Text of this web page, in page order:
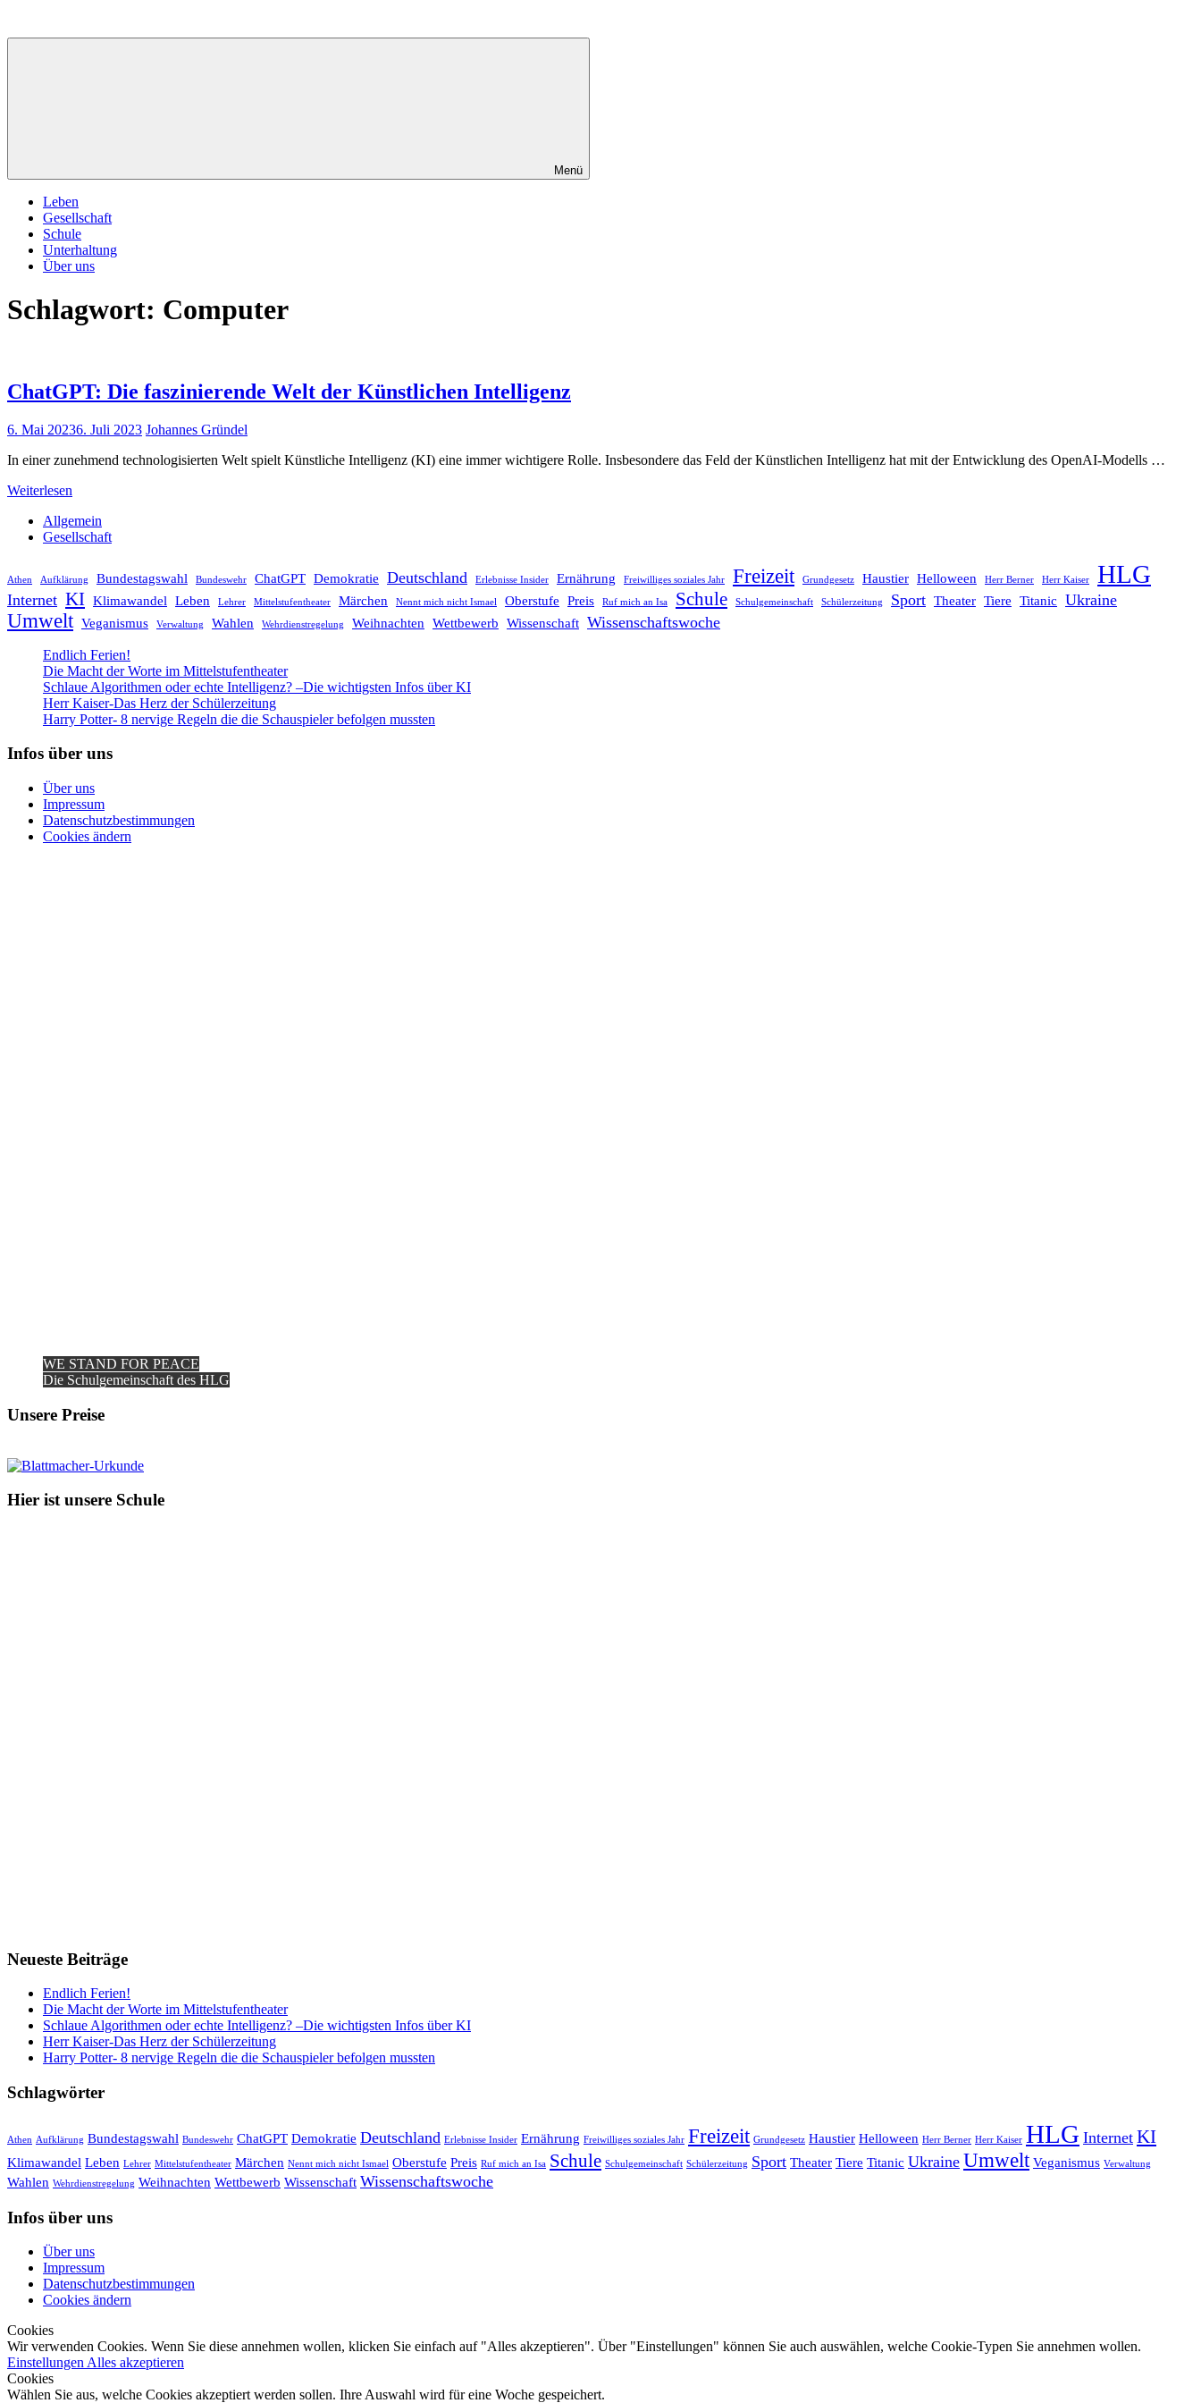
Menü
Leben
Gesellschaft
Schule
Unterhaltung
Über uns
Schlagwort: Computer
ChatGPT: Die faszinierende Welt der Künstlichen Intelligenz
6. Mai 20236. Juli 2023 Johannes Gründel
In einer zunehmend technologisierten Welt spielt Künstliche Intelligenz (KI) eine immer wichtigere Rolle. Insbesondere das Feld der Künstlichen Intelligenz hat mit der Entwicklung des OpenAI-Modells …
Weiterlesen
Allgemein
Gesellschaft
Athen Aufklärung Bundestagswahl Bundeswehr ChatGPT Demokratie Deutschland Erlebnisse Insider Ernährung Freiwilliges soziales Jahr Freizeit Grundgesetz Haustier Helloween Herr Berner Herr Kaiser HLG
Internet KI Klimawandel Leben Lehrer Mittelstufentheater Märchen Nennt mich nicht Ismael Oberstufe Preis Ruf mich an Isa Schule Schulgemeinschaft Schülerzeitung Sport Theater Tiere Titanic Ukraine
Umwelt Veganismus Verwaltung Wahlen Wehrdienstregelung Weihnachten Wettbewerb Wissenschaft Wissenschaftswoche
Endlich Ferien!
Die Macht der Worte im Mittelstufentheater
Schlaue Algorithmen oder echte Intelligenz? –Die wichtigsten Infos über KI
Herr Kaiser-Das Herz der Schülerzeitung
Harry Potter- 8 nervige Regeln die die Schauspieler befolgen mussten
Infos über uns
Über uns
Impressum
Datenschutzbestimmungen
Cookies ändern
WE STAND FOR PEACE
Die Schulgemeinschaft des HLG
Unsere Preise
Hier ist unsere Schule
Neueste Beiträge
Endlich Ferien!
Die Macht der Worte im Mittelstufentheater
Schlaue Algorithmen oder echte Intelligenz? –Die wichtigsten Infos über KI
Herr Kaiser-Das Herz der Schülerzeitung
Harry Potter- 8 nervige Regeln die die Schauspieler befolgen mussten
Schlagwörter
Athen Aufklärung Bundestagswahl Bundeswehr ChatGPT Demokratie Deutschland Erlebnisse Insider Ernährung Freiwilliges soziales Jahr Freizeit Grundgesetz Haustier Helloween Herr Berner Herr Kaiser HLG Internet KI
Klimawandel Leben Lehrer Mittelstufentheater Märchen Nennt mich nicht Ismael Oberstufe Preis Ruf mich an Isa Schule Schulgemeinschaft Schülerzeitung Sport Theater Tiere Titanic Ukraine Umwelt Veganismus Verwaltung
Wahlen Wehrdienstregelung Weihnachten Wettbewerb Wissenschaft Wissenschaftswoche
Infos über uns
Über uns
Impressum
Datenschutzbestimmungen
Cookies ändern
Cookies
Wir verwenden Cookies. Wenn Sie diese annehmen wollen, klicken Sie einfach auf "Alles akzeptieren". Über "Einstellungen" können Sie auch auswählen, welche Cookie-Typen Sie annehmen wollen.
Einstellungen Alles akzeptieren
Cookies
Wählen Sie aus, welche Cookies akzeptiert werden sollen. Ihre Auswahl wird für eine Woche gespeichert.